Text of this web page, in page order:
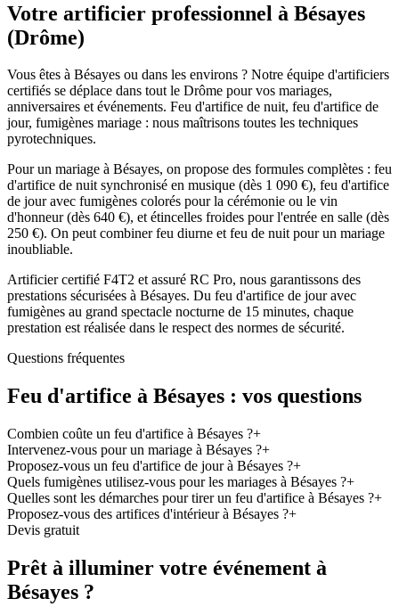
Votre artificier professionnel à Bésayes
(Drôme)
Vous êtes à Bésayes ou dans les environs ? Notre équipe d'artificiers
certifiés se déplace dans tout le Drôme pour vos mariages,
anniversaires et événements. Feu d'artifice de nuit, feu d'artifice de
jour, fumigènes mariage : nous maîtrisons toutes les techniques
pyrotechniques.
Pour un mariage à Bésayes, on propose des formules complètes : feu
d'artifice de nuit synchronisé en musique (dès 1 090 €), feu d'artifice
de jour avec fumigènes colorés pour la cérémonie ou le vin
d'honneur (dès 640 €), et étincelles froides pour l'entrée en salle (dès
250 €). On peut combiner feu diurne et feu de nuit pour un mariage
inoubliable.
Artificier certifié F4T2 et assuré RC Pro, nous garantissons des
prestations sécurisées à Bésayes. Du feu d'artifice de jour avec
fumigènes au grand spectacle nocturne de 15 minutes, chaque
prestation est réalisée dans le respect des normes de sécurité.
Questions fréquentes
Feu d'artifice à Bésayes : vos questions
Combien coûte un feu d'artifice à Bésayes ?+
Intervenez-vous pour un mariage à Bésayes ?+
Proposez-vous un feu d'artifice de jour à Bésayes ?+
Quels fumigènes utilisez-vous pour les mariages à Bésayes ?+
Quelles sont les démarches pour tirer un feu d'artifice à Bésayes ?+
Proposez-vous des artifices d'intérieur à Bésayes ?+
Devis gratuit
Prêt à illuminer votre événement à
Bésayes ?